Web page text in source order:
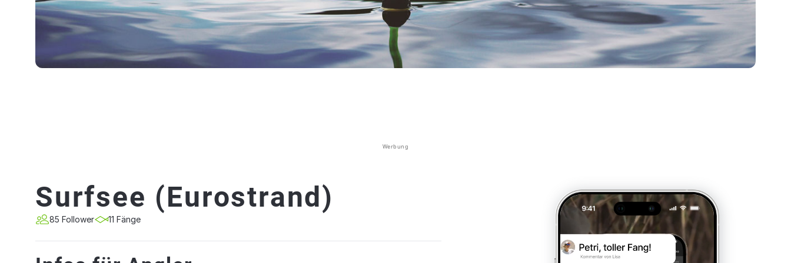
Werbung
Surfsee (Eurostrand)
85 Follower 11 Fänge